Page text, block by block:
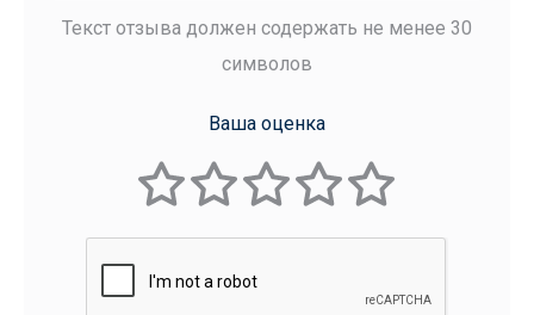
Текст отзыва должен содержать не менее 30
символов
Ваша оценка